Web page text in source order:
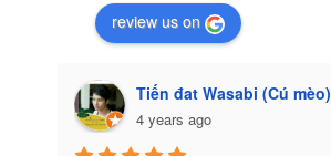
review us on
Tiến đat Wasabi (Cú mèo)
4 years ago